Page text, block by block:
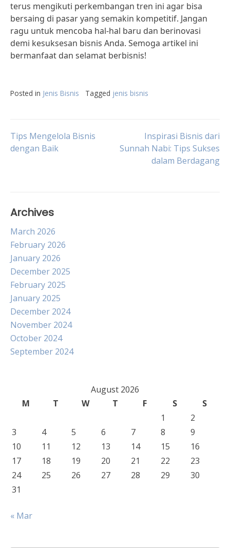
terus mengikuti perkembangan tren ini agar bisa
bersaing di pasar yang semakin kompetitif. Jangan
ragu untuk mencoba hal-hal baru dan berinovasi
demi kesuksesan bisnis Anda. Semoga artikel ini
bermanfaat dan selamat berbisnis!
Posted in Jenis Bisnis Tagged jenis bisnis
Post
Tips Mengelola Bisnis
dengan Baik
Inspirasi Bisnis dari
Sunnah Nabi: Tips Sukses
dalam Berdagang
Archives
March 2026
February 2026
January 2026
December 2025
February 2025
January 2025
December 2024
November 2024
October 2024
September 2024
August 2026
M
T W T F S
S
1
2
3
4 5 6 7 8
9
10
11 12 13 14 15
16
17
18 19 20 21 22
23
24
25 26 27 28 29
30
31
« Mar